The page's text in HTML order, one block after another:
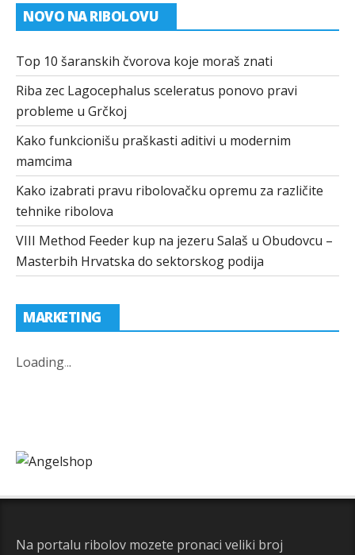
NOVO NA RIBOLOVU
Top 10 šaranskih čvorova koje moraš znati
Riba zec Lagocephalus sceleratus ponovo pravi
probleme u Grčkoj
Kako funkcionišu praškasti aditivi u modernim
mamcima
Kako izabrati pravu ribolovačku opremu za različite
tehnike ribolova
VIII Method Feeder kup na jezeru Salaš u Obudovcu –
Masterbih Hrvatska do sektorskog podija
MARKETING
Loading...
Na portalu ribolov mozete pronaci veliki broj